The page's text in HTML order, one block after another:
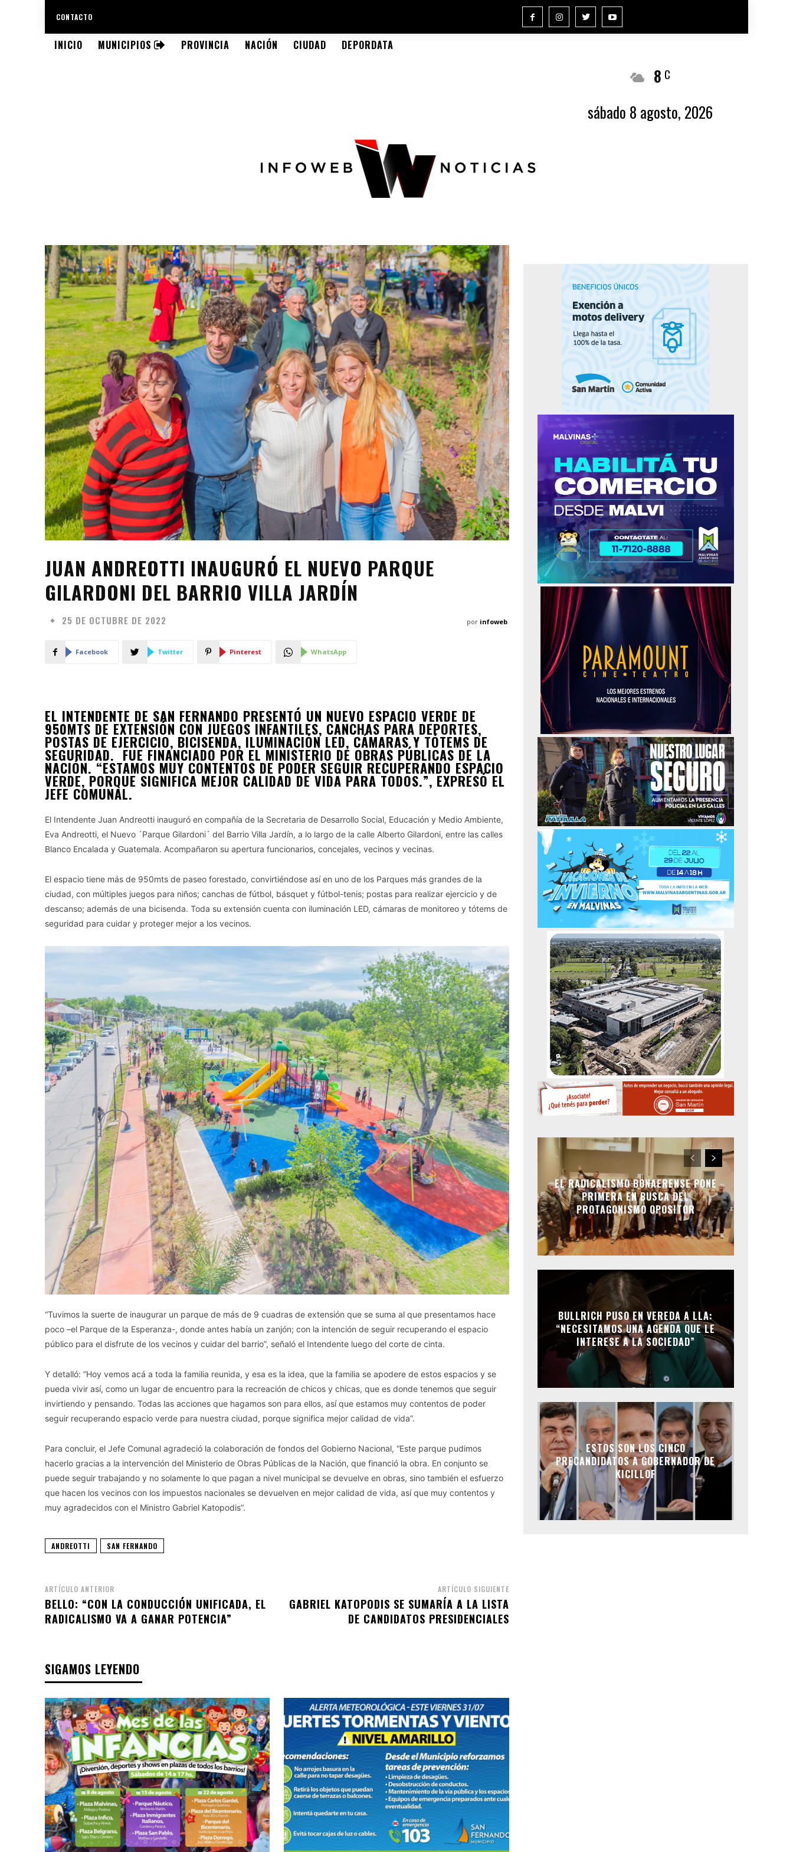
CONTACTO
INICIO MUNICIPIOS PROVINCIA NACIÓN CIUDAD DEPORDATA
8 C
sábado 8 agosto, 2026
JUAN ANDREOTTI INAUGURÓ EL NUEVO PARQUE
GILARDONI DEL BARRIO VILLA JARDÍN
25 DE OCTUBRE DE 2022 por infoweb
Facebook Twitter Pinterest WhatsApp
EL INTENDENTE DE SAN FERNANDO PRESENTÓ UN NUEVO ESPACIO VERDE DE
950MTS DE EXTENSIÓN CON JUEGOS INFANTILES, CANCHAS PARA DEPORTES,
POSTAS DE EJERCICIO, BICISENDA, ILUMINACIÓN LED, CÁMARAS Y TÓTEMS DE
SEGURIDAD. FUE FINANCIADO POR EL MINISTERIO DE OBRAS PÚBLICAS DE LA
NACIÓN. “ESTAMOS MUY CONTENTOS DE PODER SEGUIR RECUPERANDO ESPACIO
VERDE, PORQUE SIGNIFICA MEJOR CALIDAD DE VIDA PARA TODOS.”, EXPRESÓ EL
JEFE COMUNAL.
El Intendente Juan Andreotti inauguró en compañía de la Secretaria de Desarrollo Social, Educación y Medio Ambiente,
Eva Andreotti, el Nuevo ´Parque Gilardoni´ del Barrio Villa Jardín, a lo largo de la calle Alberto Gilardoni, entre las calles
Blanco Encalada y Guatemala. Acompañaron su apertura funcionarios, concejales, vecinos y vecinas.
El espacio tiene más de 950mts de paseo forestado, convirtiéndose así en uno de los Parques más grandes de la
ciudad, con múltiples juegos para niños; canchas de fútbol, básquet y fútbol-tenis; postas para realizar ejercicio y de
descanso; además de una bicisenda. Toda su extensión cuenta con iluminación LED, cámaras de monitoreo y tótems de
seguridad para cuidar y proteger mejor a los vecinos.
“Tuvimos la suerte de inaugurar un parque de más de 9 cuadras de extensión que se suma al que presentamos hace
poco –el Parque de la Esperanza-, donde antes había un zanjón; con la intención de seguir recuperando el espacio
público para el disfrute de los vecinos y cuidar del barrio”, señaló el Intendente luego del corte de cinta.
Y detalló: “Hoy vemos acá a toda la familia reunida, y esa es la idea, que la familia se apodere de estos espacios y se
pueda vivir así, como un lugar de encuentro para la recreación de chicos y chicas, que es donde tenemos que seguir
invirtiendo y pensando. Todas las acciones que hagamos son para ellos, así que estamos muy contentos de poder
seguir recuperando espacio verde para nuestra ciudad, porque significa mejor calidad de vida”.
Para concluir, el Jefe Comunal agradeció la colaboración de fondos del Gobierno Nacional, “Este parque pudimos
hacerlo gracias a la intervención del Ministerio de Obras Públicas de la Nación, que financió la obra. En conjunto se
puede seguir trabajando y no solamente lo que pagan a nivel municipal se devuelve en obras, sino también el esfuerzo
que hacen los vecinos con los impuestos nacionales se devuelven en mejor calidad de vida, así que muy contentos y
muy agradecidos con el Ministro Gabriel Katopodis”.
ANDREOTTI SAN FERNANDO
ARTÍCULO ANTERIOR
BELLO: “CON LA CONDUCCIÓN UNIFICADA, EL
RADICALISMO VA A GANAR POTENCIA”
ARTÍCULO SIGUIENTE
GABRIEL KATOPODIS SE SUMARÍA A LA LISTA
DE CANDIDATOS PRESIDENCIALES
SIGAMOS LEYENDO
EL RADICALISMO BONAERENSE PONE
PRIMERA EN BUSCA DEL
PROTAGONISMO OPOSITOR
BULLRICH PUSO EN VEREDA A LLA:
“NECESITAMOS UNA AGENDA QUE LE
INTERESE A LA SOCIEDAD”
ESTOS SON LOS CINCO
PRECANDIDATOS A GOBERNADOR DE
KICILLOF